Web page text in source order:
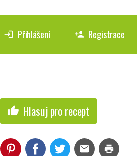
login Přihlášení person_add Registrace
thumb_up Hlasuj pro recept
mail print